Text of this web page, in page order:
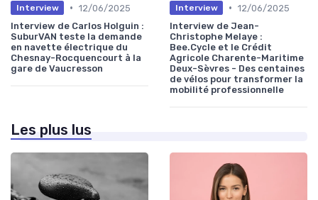
Interview • 12/06/2025
Interview de Carlos Holguin :
SuburVAN teste la demande
en navette électrique du
Chesnay-Rocquencourt à la
gare de Vaucresson
Interview • 12/06/2025
Interview de Jean-
Christophe Melaye :
Bee.Cycle et le Crédit
Agricole Charente-Maritime
Deux-Sèvres - Des centaines
de vélos pour transformer la
mobilité professionnelle
Les plus lus